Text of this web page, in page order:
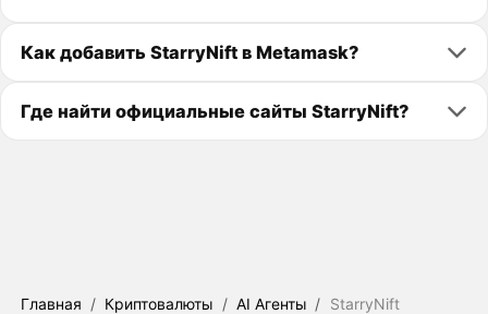
Как добавить StarryNift в Metamask?
Где найти официальные сайты StarryNift?
Главная / Криптовалюты / AI Агенты / StarryNift